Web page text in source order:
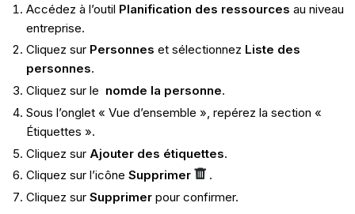
Accédez à l’outil Planification des ressources au niveau
entreprise.
Cliquez sur Personnes et sélectionnez Liste des
personnes.
Cliquez sur le nomde la personne.
Sous l’onglet « Vue d’ensemble », repérez la section «
Étiquettes ».
Cliquez sur Ajouter des étiquettes.
Cliquez sur l’icône Supprimer
.
Cliquez sur Supprimerpour confirmer.